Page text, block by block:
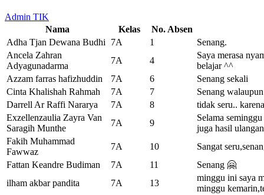
Admin TIK
Nama
Kelas
No. Absen
Adha Tjan Dewana Budhi
7A 1
Senang.
Ancela Zahran
Adyagunadarma
7A 4
Saya merasa
belajar ^^
Azzam farras hafizhuddin
7A 6
Senang sekali
Cinta Khalishah Rahmah
7A 7
Senang
Darrell Ar Raffi Nararya
7A 8
tidak seru..
Exzellenzaulia Zayra Van
Saragih Munthe
7A 9
Selama
juga hasil
Fakih Muhammad
Fawwaz
7A 10
Sangat
Fattan Keandre Budiman
7A 11
Senang 🤗
ilham akbar pandita
7A 13
minggu ini saya
minggu